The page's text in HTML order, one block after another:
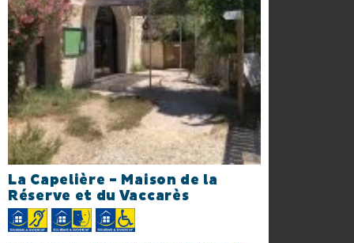
La Capelière - Maison de la
Réserve et du Vaccarès